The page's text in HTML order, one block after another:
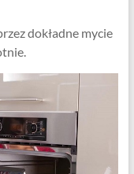
dokładne mycie